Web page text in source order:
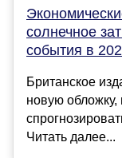
солнечное
события в
Британское
новую обложку,
Читать далее...